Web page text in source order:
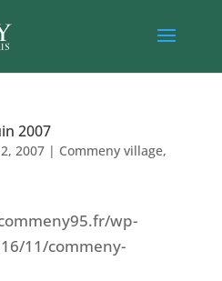
2007
2007| Commeny village,
wp-
11/commeny-